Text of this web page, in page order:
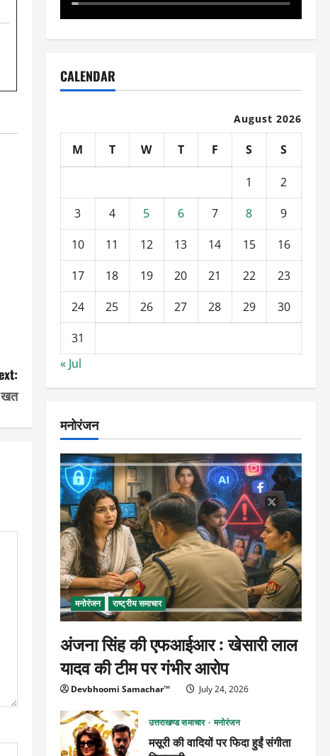
खत
CALENDAR
August 2026
M T W T F S S
1
2
3
4 5 6 7 8
9
10
11 12 13 14 15
16
17
18 19 20 21 22
23
24
25 26 27 28 29
30
31
« Jul
मनोरंजन
मनोरंजन राष्ट्रीय समाचार
अंजना सिंह की एफआईआर : खेसारी लाल
यादव की टीम पर गंभीर आरोप
Devbhoomi Samachar™ July 24, 2026
उत्तराखण्ड समाचार मनोरंजन
मसूरी की वादियों पर फिदा हुईं संगीता